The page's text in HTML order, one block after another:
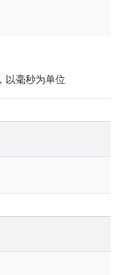
以毫秒为单位